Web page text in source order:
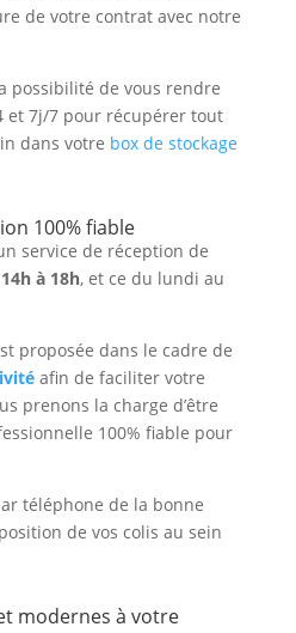
de votre contrat avec notre
possibilité de vous rendre
et 7j/7 pour récupérer tout
dans votre box de stockage
100% fiable
service de réception de
à 18h, et ce du lundi au
proposée dans le cadre de
afin de faciliter votre
prenons la charge d’être
100% fiable pour
téléphone de la bonne
de vos colis au sein
modernes à votre